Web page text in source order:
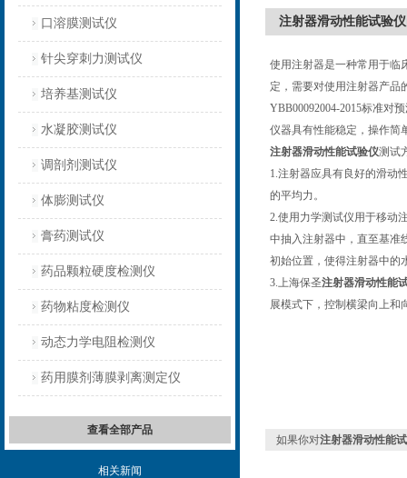
口溶膜测试仪
针尖穿刺力测试仪
培养基测试仪
水凝胶测试仪
调剖剂测试仪
体膨测试仪
膏药测试仪
药品颗粒硬度检测仪
药物粘度检测仪
动态力学电阻检测仪
药用膜剂薄膜剥离测定仪
查看全部产品
相关新闻
注射器滑动性能试验仪
使用注射器是一种常用于临
定，需要对使用注射器产品
YBB00092004-2015标准对
仪器具有性能稳定，操作简
注射器滑动性能试验仪测试
1.注射器应具有良好的滑动
的平均力。
2.使用力学测试仪用于移动
中抽入注射器中，直至基准
初始位置，使得注射器中的
3.上海保圣注射器滑动性能
展模式下，控制横梁向上和
如果你对注射器滑动性能